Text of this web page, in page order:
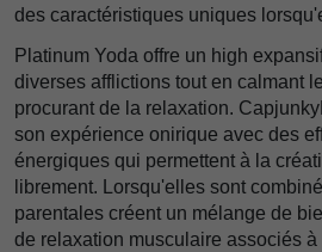
des caractéristiques uniques
Platinum Yoda offre un high
diverses afflictions tout en calmant
procurant de la relaxation.
son expérience onirique avec des
énergiques qui permettent à la
librement. Lorsqu'elles sont
parentales créent un mélange de
de relaxation musculaire associés